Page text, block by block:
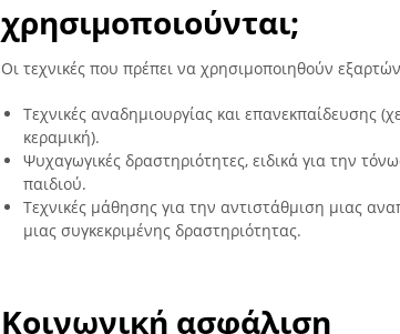
χρησιμοποιούνται;
Οι τεχνικές που πρέπει να χρησιμοποιηθούν
Τεχνικές αναδημιουργίας και επανεκπαίδευσης
κεραμική).
Ψυχαγωγικές δραστηριότητες, ειδικά για την
παιδιού.
Τεχνικές μάθησης για την αντιστάθμιση μιας
μιας συγκεκριμένης δραστηριότητας.
Κοινωνική ασφάλιση